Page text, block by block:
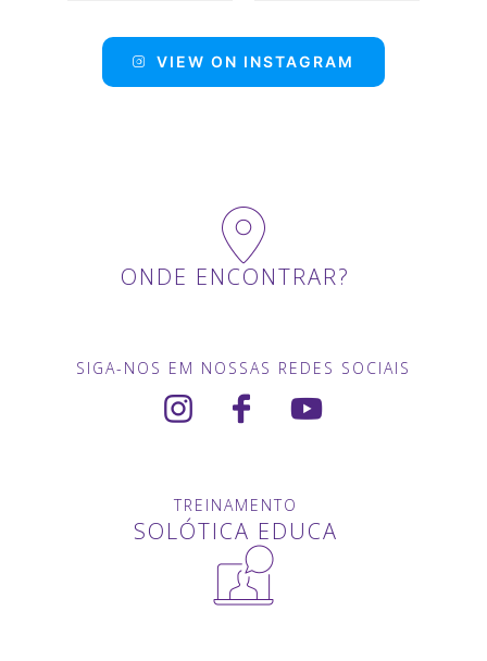
VIEW ON INSTAGRAM
ONDE ENCONTRAR?
SIGA-NOS EM NOSSAS REDES SOCIAIS
TREINAMENTO
SOLÓTICA EDUCA